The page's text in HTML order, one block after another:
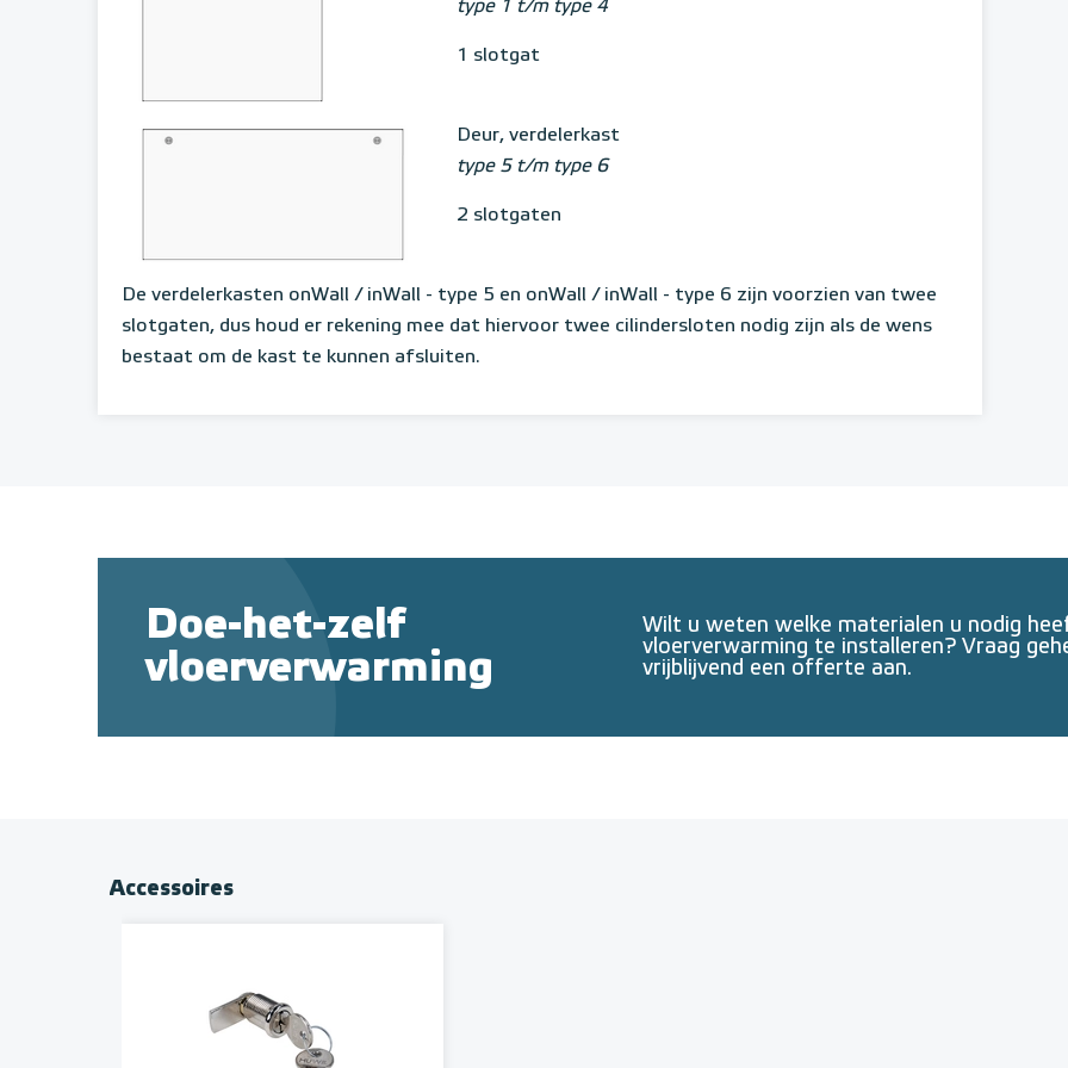
type 1 t/m type 4
1 slotgat
Deur, verdelerkast
type 5 t/m type 6
2 slotgaten
De verdelerkasten onWall / inWall - type 5 en onWall / inWall - type 6 zijn voorzien van twee
slotgaten, dus houd er rekening mee dat hiervoor twee cilindersloten nodig zijn als de wens
bestaat om de kast te kunnen afsluiten.
Doe-het-zelf
vloerverwarming
Wilt u weten welke materialen u nodig
vloerverwarming te installeren? Vraag
vrijblijvend een offerte aan.
Accessoires